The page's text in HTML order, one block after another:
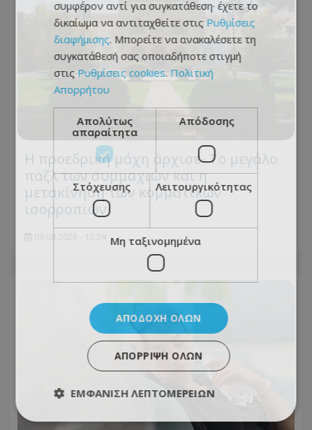
Η προεδρική μάχη άρχισε- Το μεγάλο
παζλ των συμμαχιών και η
μετακίνηση των κομματικών
ισορροπιών
συμφέρον αντί για συγκατάθεση· έχετε το
δικαίωμα να αντιταχθείτε στις Ρυθμίσεις
διαφήμισης. Μπορείτε να ανακαλέσετε τη
συγκατάθεσή σας οποιαδήποτε στιγμή
στις Ρυθμίσεις cookies. Πολιτική
Απορρήτου
Απολύτως
απαραίτητα
Απόδοσης
Στόχευσης Λειτουργικότητας
Μη ταξινομημένα
ΑΠΟΔΟΧΉ ΌΛΩΝ
ΑΠΌΡΡΙΨΗ ΌΛΩΝ
ΕΜΦΆΝΙΣΗ ΛΕΠΤΟΜΕΡΕΙΏΝ